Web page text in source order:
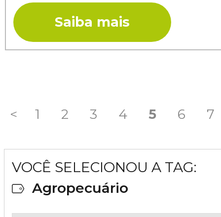
Saiba mais
< 1 2 3 4 5 6 7
VOCÊ SELECIONOU A TAG:
Agropecuário